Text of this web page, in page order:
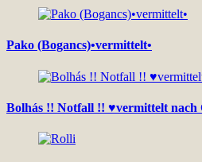
Pako (Bogancs)•vermittelt•
Bolhás !! Notfall !! ♥vermittelt nach